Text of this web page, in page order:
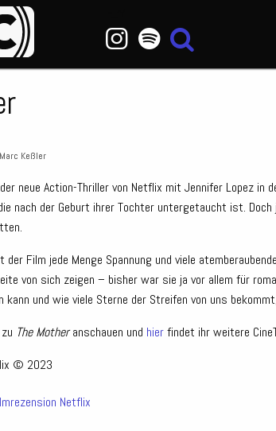
Marc Keßler
neue Action-Thriller von Netflix mit Jennifer Lopez in
nach der Geburt ihrer Tochter untergetaucht ist.
Film jede Menge Spannung und viele
von sich zeigen – bisher war sie ja vor allem für
kann und wie viele Sterne der Streifen von uns
The Motheranschauen und hierfindet ihr weitere
© 2023
Netflix